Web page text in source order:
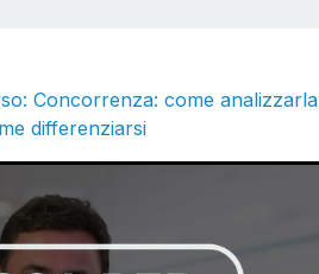
Concorrenza: come analizzarla
differenziarsi